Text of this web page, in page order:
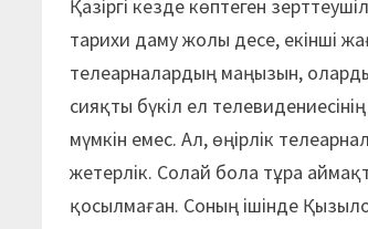
Қазіргі кезде көптеген
тарихи даму жолы десе, екінші
телеарналардың маңызын,
сияқты бүкіл ел
мүмкін емес. Ал, өңірлік
жетерлік. Солай бола тұра
қосылмаған. Соның ішінде